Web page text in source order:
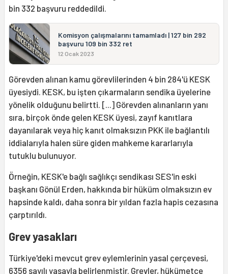
bin 332 başvuru reddedildi.
Komisyon çalışmalarını tamamladı | 127 bin 292
başvuru 109 bin 332 ret
12 Ocak 2023
Görevden alınan kamu görevlilerinden 4 bin 284'ü KESK
üyesiydi. KESK, bu işten çıkarmaların sendika üyelerine
yönelik olduğunu belirtti. [...] Görevden alınanların yanı
sıra, birçok önde gelen KESK üyesi, zayıf kanıtlara
dayanılarak veya hiç kanıt olmaksızın PKK ile bağlantılı
iddialarıyla halen süre giden mahkeme kararlarıyla
tutuklu bulunuyor.
Örneğin, KESK'e bağlı sağlıkçı sendikası SES'in eski
başkanı Gönül Erden, hakkında bir hüküm olmaksızın ev
hapsinde kaldı, daha sonra bir yıldan fazla hapis cezasına
çarptırıldı.
Grev yasakları
Türkiye'deki mevcut grev eylemlerinin yasal çerçevesi,
6356 sayılı yasayla belirlenmiştir. Grevler, hükümetçe